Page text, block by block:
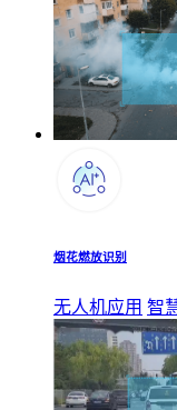
烟花燃放识别
无人机应用 智